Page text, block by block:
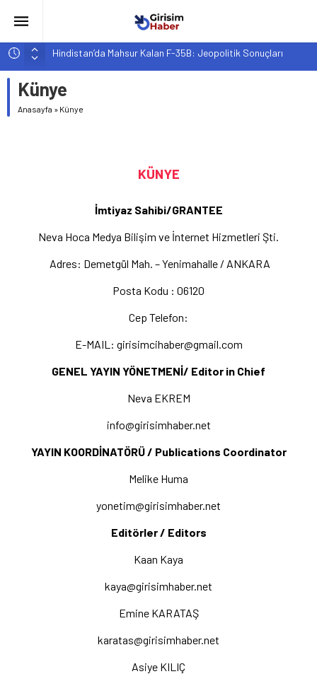
Hindistan’da Mahsur Kalan F-35B: Jeopolitik Sonuçları
Yapay Zeka Destekli Asistanlar: Elon Musk’tan Romantik Bir
Hamle mi?
Girişimcilik ve Yaşam Tarzı: Şehir Değişiminin Nedenleri ve
Girişimciler İçin MYK Belgeli Personel İstihdamı Neden Artık
Bir Tercih Değil, Zorunluluk?
Künye
Anasayfa » Künye
KÜNYE
İmtiyaz Sahibi/GRANTEE
Neva Hoca Medya Bilişim ve İnternet Hizmetleri Şti.
Adres: Demetgül Mah. – Yenimahalle / ANKARA
Posta Kodu : 06120
Cep Telefon:
E-MAIL: girisimcihaber@gmail.com
GENEL YAYIN YÖNETMENİ/ Editor in Chief
Neva EKREM
info@girisimhaber.net
YAYIN KOORDİNATÖRÜ / Publications Coordinator
Melike Huma
yonetim@girisimhaber.net
Editörler / Editors
Kaan Kaya
kaya@girisimhaber.net
Emine KARATAŞ
karatas@girisimhaber.net
Asiye KILIÇ